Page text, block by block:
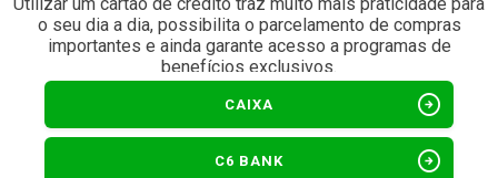
Finanças
Empréstimo
Legal
Buscar por:
Pressione Enter para buscar ou ESC para fechar.
o seu dia a dia, possibilita o parcelamento de compras
importantes e ainda garante acesso a programas de
benefícios exclusivos.
CAIXA arrow_circle_right
C6 BANK arrow_circle_right